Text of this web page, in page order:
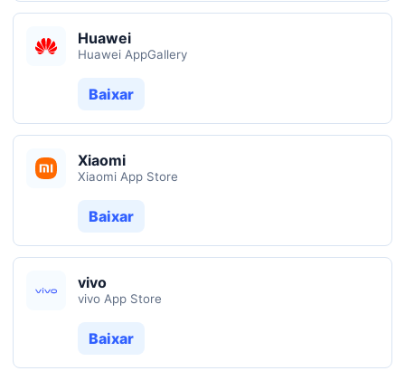
Huawei
Huawei AppGallery
Baixar
Xiaomi
Xiaomi App Store
Baixar
vivo
vivo App Store
Baixar